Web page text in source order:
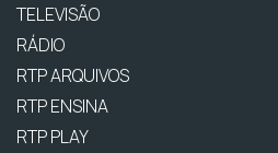
TELEVISÃO
RÁDIO
RTP ARQUIVOS
RTP ENSINA
RTP PLAY